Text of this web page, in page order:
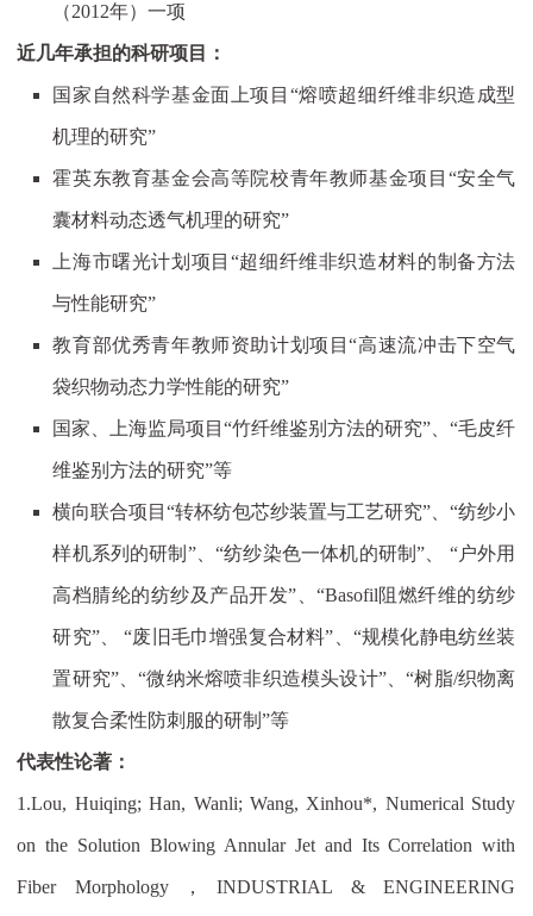
（2012年）一项
近几年承担的科研项目：
国家自然科学基金面上项目“熔喷超细纤维非织造成型
机理的研究”
霍英东教育基金会高等院校青年教师基金项目“安全气
囊材料动态透气机理的研究”
上海市曙光计划项目“超细纤维非织造材料的制备方法
与性能研究”
教育部优秀青年教师资助计划项目“高速流冲击下空气
袋织物动态力学性能的研究”
国家、上海监局项目“竹纤维鉴别方法的研究”、“毛皮纤
维鉴别方法的研究”等
横向联合项目“转杯纺包芯纱装置与工艺研究”、“纺纱小
样机系列的研制”、“纺纱染色一体机的研制”、 “户外用
高档腈纶的纺纱及产品开发”、“Basofil阻燃纤维的纺纱
研究”、 “废旧毛巾增强复合材料”、“规模化静电纺丝装
置研究”、“微纳米熔喷非织造模头设计”、“树脂/织物离
散复合柔性防刺服的研制”等
代表性论著：
1.Lou, Huiqing; Han, Wanli; Wang, Xinhou*, Numerical Study
on the Solution Blowing Annular Jet and Its Correlation with
Fiber Morphology ， INDUSTRIAL & ENGINEERING